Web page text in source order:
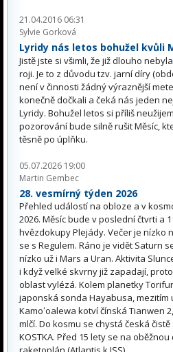
21.04.2016 06:31
Sylvie Gorková
Lyridy nás letos bohužel kvůli
Jistě jste si všimli, že již dlouho
roji. Je to z důvodu tzv. jarní díry
není v činnosti žádný výraznější
konečně dočkali a čeká nás jeden
Lyridy. Bohužel letos si příliš
pozorování bude silně rušit Měsíc,
těsně po úplňku.
05.07.2026 19:00
Martin Gembec
28. vesmírný týden 2026
Přehled událostí na obloze a v
2026. Měsíc bude v poslední čtvrti a
hvězdokupy Plejády. Večer je nízko
se s Regulem. Ráno je vidět Saturn
nízko už i Mars a Uran. Aktivita
i když velké skvrny již zapadají,
oblast vylézá. Kolem planetky
japonská sonda Hayabusa, mezitím
Kamoʻoalewa kotví čínská Tianwen
mlčí. Do kosmu se chystá česká
KOSTKA. Před 15 lety se na